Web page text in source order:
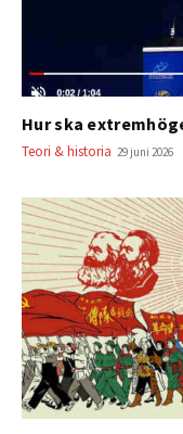
Hur ska
Teori & historia 29 juni 2026